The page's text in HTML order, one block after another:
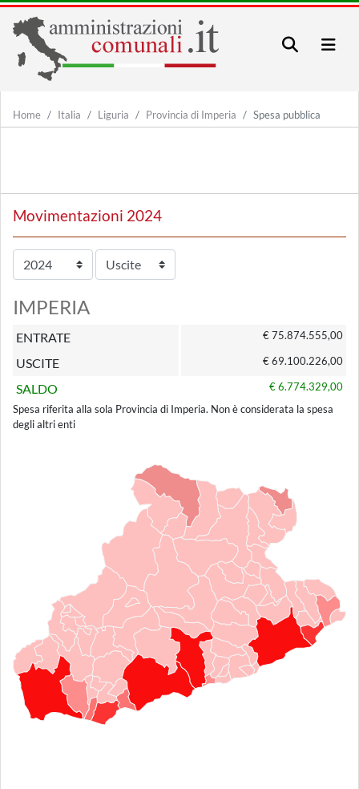
Home Italia Liguria Provincia di Imperia Spesa pubblica
Movimentazioni 2024
IMPERIA
ENTRATE € 75.874.555,00
USCITE € 69.100.226,00
SALDO
€ 6.774.329,00
Spesa riferita alla sola Provincia di Imperia. Non è considerata la spesa
degli altri enti